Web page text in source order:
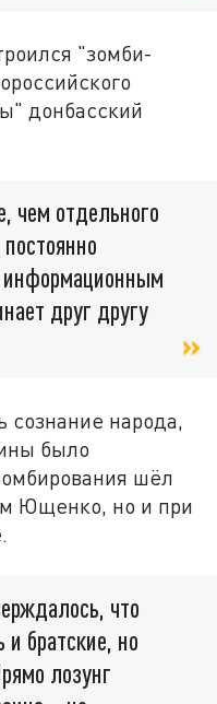
"зомби-
донбасский
чем отдельного
друг другу
народа,
было
шёл
Ющенко, но и при
что
и братские, но
лозунг